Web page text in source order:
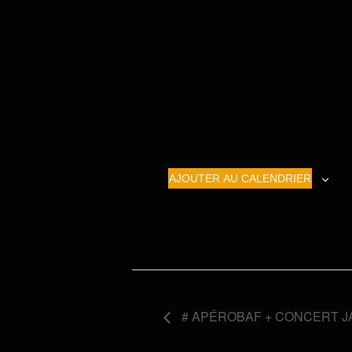
AJOUTER AU CALENDRIER
# APÉROBAF + CONCERT